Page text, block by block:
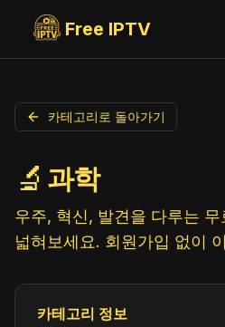
Free IPTV
카테고리로 돌아가기
🔬 과학
우주, 혁신, 발견을 다루는
넓혀보세요. 회원가입 없이
카테고리 정보